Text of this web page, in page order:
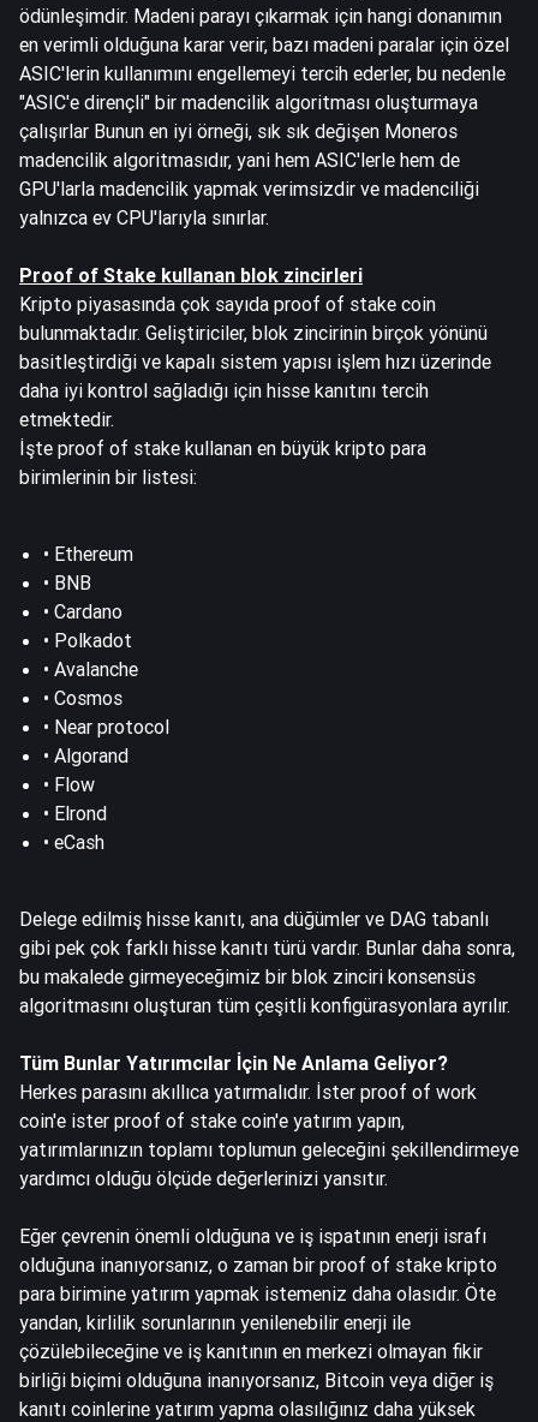
ödünleşimdir. Madeni parayı çıkarmak için hangi donanımın
en verimli olduğuna karar verir, bazı madeni paralar için özel
ASIC'lerin kullanımını engellemeyi tercih ederler, bu nedenle
"ASIC'e dirençli" bir madencilik algoritması oluşturmaya
çalışırlar Bunun en iyi örneği, sık sık değişen Moneros
madencilik algoritmasıdır, yani hem ASIC'lerle hem de
GPU'larla madencilik yapmak verimsizdir ve madenciliği
yalnızca ev CPU'larıyla sınırlar.
Proof of Stake kullanan blok zincirleri
Kripto piyasasında çok sayıda proof of stake coin
bulunmaktadır. Geliştiriciler, blok zincirinin birçok yönünü
basitleştirdiği ve kapalı sistem yapısı işlem hızı üzerinde
daha iyi kontrol sağladığı için hisse kanıtını tercih
etmektedir.
İşte proof of stake kullanan en büyük kripto para
birimlerinin bir listesi:
• Ethereum
• BNB
• Cardano
• Polkadot
• Avalanche
• Cosmos
• Near protocol
• Algorand
• Flow
• Elrond
• eCash
Delege edilmiş hisse kanıtı, ana düğümler ve DAG tabanlı
gibi pek çok farklı hisse kanıtı türü vardır. Bunlar daha sonra,
bu makalede girmeyeceğimiz bir blok zinciri konsensüs
algoritmasını oluşturan tüm çeşitli konfigürasyonlara ayrılır.
Tüm Bunlar Yatırımcılar İçin Ne Anlama Geliyor?
Herkes parasını akıllıca yatırmalıdır. İster proof of work
coin'e ister proof of stake coin'e yatırım yapın,
yatırımlarınızın toplamı toplumun geleceğini şekillendirmeye
yardımcı olduğu ölçüde değerlerinizi yansıtır.
Eğer çevrenin önemli olduğuna ve iş ispatının enerji israfı
olduğuna inanıyorsanız, o zaman bir proof of stake kripto
para birimine yatırım yapmak istemeniz daha olasıdır. Öte
yandan, kirlilik sorunlarının yenilenebilir enerji ile
çözülebileceğine ve iş kanıtının en merkezi olmayan fikir
birliği biçimi olduğuna inanıyorsanız, Bitcoin veya diğer iş
kanıtı coinlerine yatırım yapma olasılığınız daha yüksek